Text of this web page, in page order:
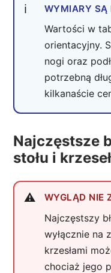
WYMIARY SĄ
Wartości w
orientacyjny.
nogi oraz
potrzebną
kilkanaście
Najczęstsze
stołu i krzeseł
WYGLĄD NIE
Najczęstszy
wyłącznie na
krzesłami
chociaż jego